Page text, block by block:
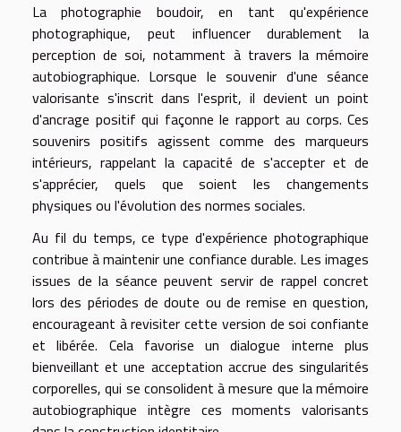
La photographie boudoir, en tant qu'expérience
photographique, peut influencer durablement la
perception de soi, notamment à travers la mémoire
autobiographique. Lorsque le souvenir d'une séance
valorisante s'inscrit dans l'esprit, il devient un point
d'ancrage positif qui façonne le rapport au corps. Ces
souvenirs positifs agissent comme des marqueurs
intérieurs, rappelant la capacité de s'accepter et de
s'apprécier, quels que soient les changements
physiques ou l'évolution des normes sociales.
Au fil du temps, ce type d'expérience photographique
contribue à maintenir une confiance durable. Les images
issues de la séance peuvent servir de rappel concret
lors des périodes de doute ou de remise en question,
encourageant à revisiter cette version de soi confiante
et libérée. Cela favorise un dialogue interne plus
bienveillant et une acceptation accrue des singularités
corporelles, qui se consolident à mesure que la mémoire
autobiographique intègre ces moments valorisants